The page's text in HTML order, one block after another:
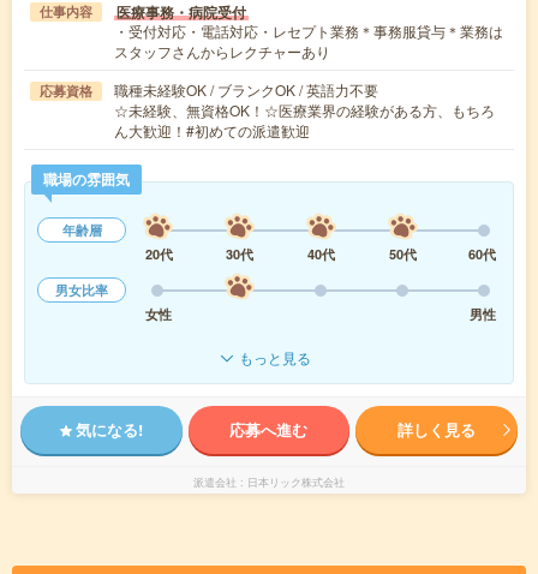
仕事内容 医療事務・病院受付
・受付対応・電話対応・レセプト業務＊事務服貸与＊業務は
スタッフさんからレクチャーあり
応募資格
職種未経験OK / ブランクOK / 英語力不要
☆未経験、無資格OK！☆医療業界の経験がある方、もちろ
ん大歓迎！#初めての派遣歓迎
職場の雰囲気
年齢層
20代
30代 40代 50代
60代
男女比率
女性
男性
もっと見る
気になる! 応募へ進む 詳しく見る
派遣会社 日本リック株式会社